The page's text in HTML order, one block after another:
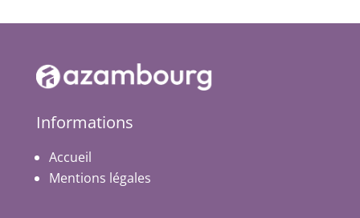
Informations
Accueil
Mentions légales